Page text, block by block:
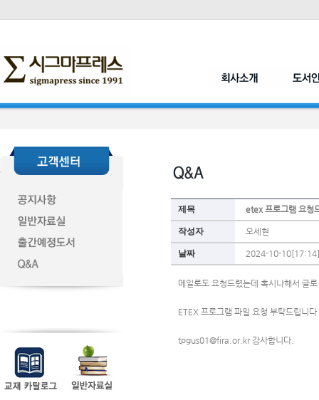
제목 etex 프로그램 요청
작성자 오세현
날짜 2024-10-10[17:14]
메일로도 요청드렸는데 혹시나해서 글
ETEX 프로그램 파일 요청 부탁드립니다
tpgus01@fira.or.kr 감사합니다.